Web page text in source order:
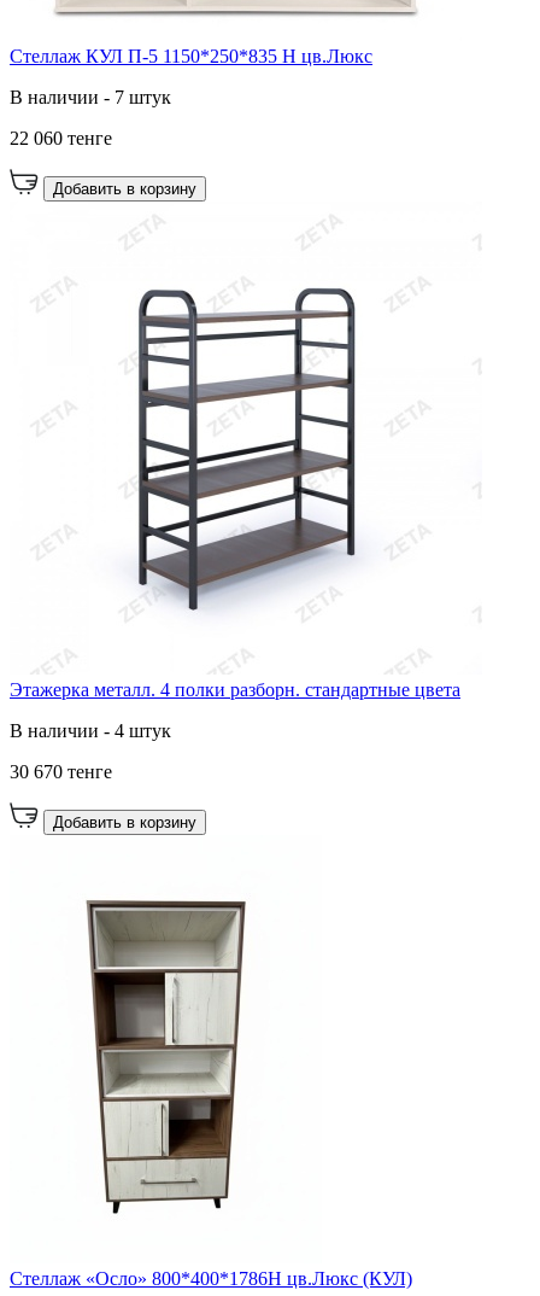
Стеллаж КУЛ П-5 1150*250*835 Н цв.Люкс
В наличии - 7 штук
22 060 тенге
Добавить в корзину
Этажерка металл. 4 полки разборн. стандартные цвета
В наличии - 4 штук
30 670 тенге
Добавить в корзину
Стеллаж «Осло» 800*400*1786Н цв.Люкс (КУЛ)